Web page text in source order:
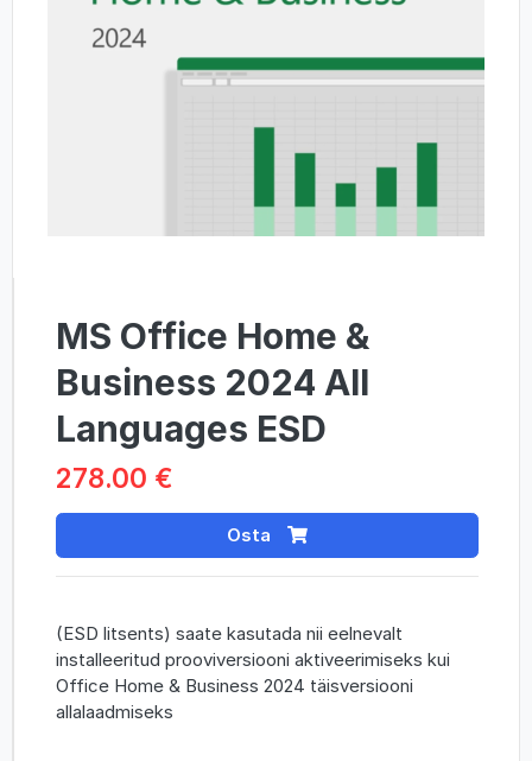
MS Office Home &
Business 2024 All
Languages ESD
278.00 €
Osta
(ESD litsents) saate kasutada nii eelnevalt
installeeritud prooviversiooni aktiveerimiseks kui
Office Home & Business 2024 täisversiooni
allalaadmiseks